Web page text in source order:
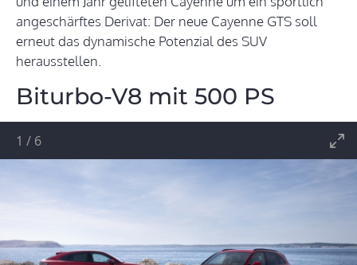
angeschärftes Derivat: Der neue Cayenne GTS soll
erneut das dynamische Potenzial des SUV
herausstellen.
Biturbo-V8 mit 500 PS
1 / 6